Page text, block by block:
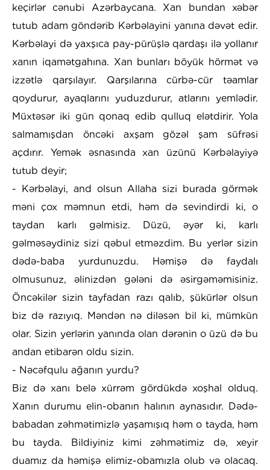
keçirlər cənubi Azərbaycana. Xan bundan xəbər
tutub adam göndərib Kərbəlayini yanına dəvət edir.
Kərbəlayi də yaxşıca pay-pürüşlə qardaşı ilə yollanır
xanın iqamətgahına. Xan bunları böyük hörmət və
izzətlə qarşılayır. Qarşılarına cürbə-cür təamlar
qoydurur, ayaqlarını yuduzdurur, atlarını yemlədir.
Müxtəsər iki gün qonaq edib qulluq elətdirir. Yola
salmamışdan öncəki axşam gözəl şam süfrəsi
açdırır. Yemək əsnasında xan üzünü Kərbəlayiyə
tutub deyir;
- Kərbəlayi, and olsun Allaha sizi burada görmək
məni çox məmnun etdi, həm də sevindirdi ki, o
taydan karlı gəlmisiz. Düzü, əyər ki, karlı
gəlməsəydiniz sizi qəbul etməzdim. Bu yerlər sizin
dədə-baba yurdunuzdu. Həmişə də faydalı
olmusunuz, əlinizdən gələni də əsirgəməmisiniz.
Öncəkilər sizin tayfadan razı qalıb, şükürlər olsun
biz də razıyıq. Məndən nə diləsən bil ki, mümkün
olar. Sizin yerlərin yanında olan dərənin o üzü də bu
andan etibarən oldu sizin.
- Nəcəfqulu ağanın yurdu?
Biz də xanı belə xürrəm gördükdə xoşhal olduq.
Xanın durumu elin-obanın halının aynasıdır. Dədə-
babadan zəhmətimizlə yaşamışıq həm o tayda, həm
bu tayda. Bildiyiniz kimi zəhmətimiz də, xeyir
duamız da həmişə elimiz-obamızla olub və olacaq.